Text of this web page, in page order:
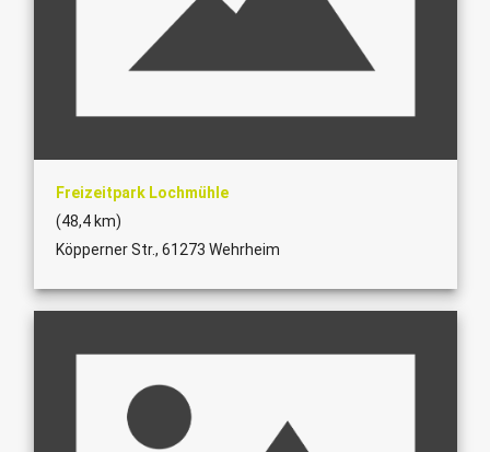
Freizeitpark Lochmühle
(48,4 km)
Köpperner Str., 61273 Wehrheim